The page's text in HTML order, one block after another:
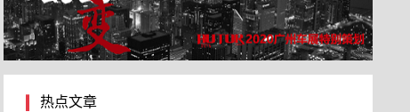
热点文章